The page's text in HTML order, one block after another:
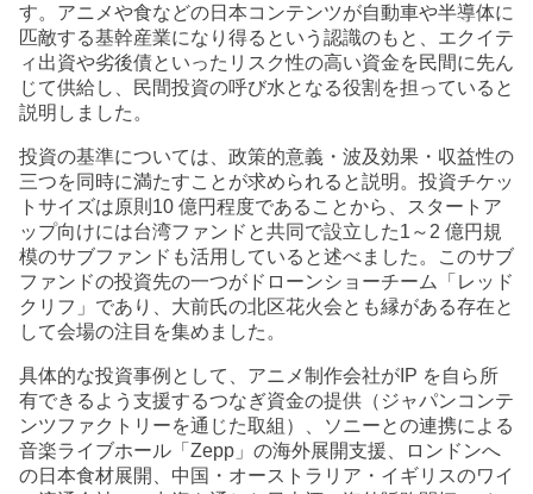
す。アニメや食などの日本コンテンツが自動車や半導体に
匹敵する基幹産業になり得るという認識のもと、エクイテ
ィ出資や劣後債といったリスク性の高い資金を民間に先ん
じて供給し、民間投資の呼び水となる役割を担っていると
説明しました。
投資の基準については、政策的意義・波及効果・収益性の
三つを同時に満たすことが求められると説明。投資チケッ
トサイズは原則10 億円程度であることから、スタートア
ップ向けには台湾ファンドと共同で設立した1～2 億円規
模のサブファンドも活用していると述べました。このサブ
ファンドの投資先の一つがドローンショーチーム「レッド
クリフ」であり、大前氏の北区花火会とも縁がある存在と
して会場の注目を集めました。
具体的な投資事例として、アニメ制作会社がIP を自ら所
有できるよう支援するつなぎ資金の提供（ジャパンコンテ
ンツファクトリーを通じた取組）、ソニーとの連携による
音楽ライブホール「Zepp」の海外展開支援、ロンドンへ
の日本食材展開、中国・オーストラリア・イギリスのワイ